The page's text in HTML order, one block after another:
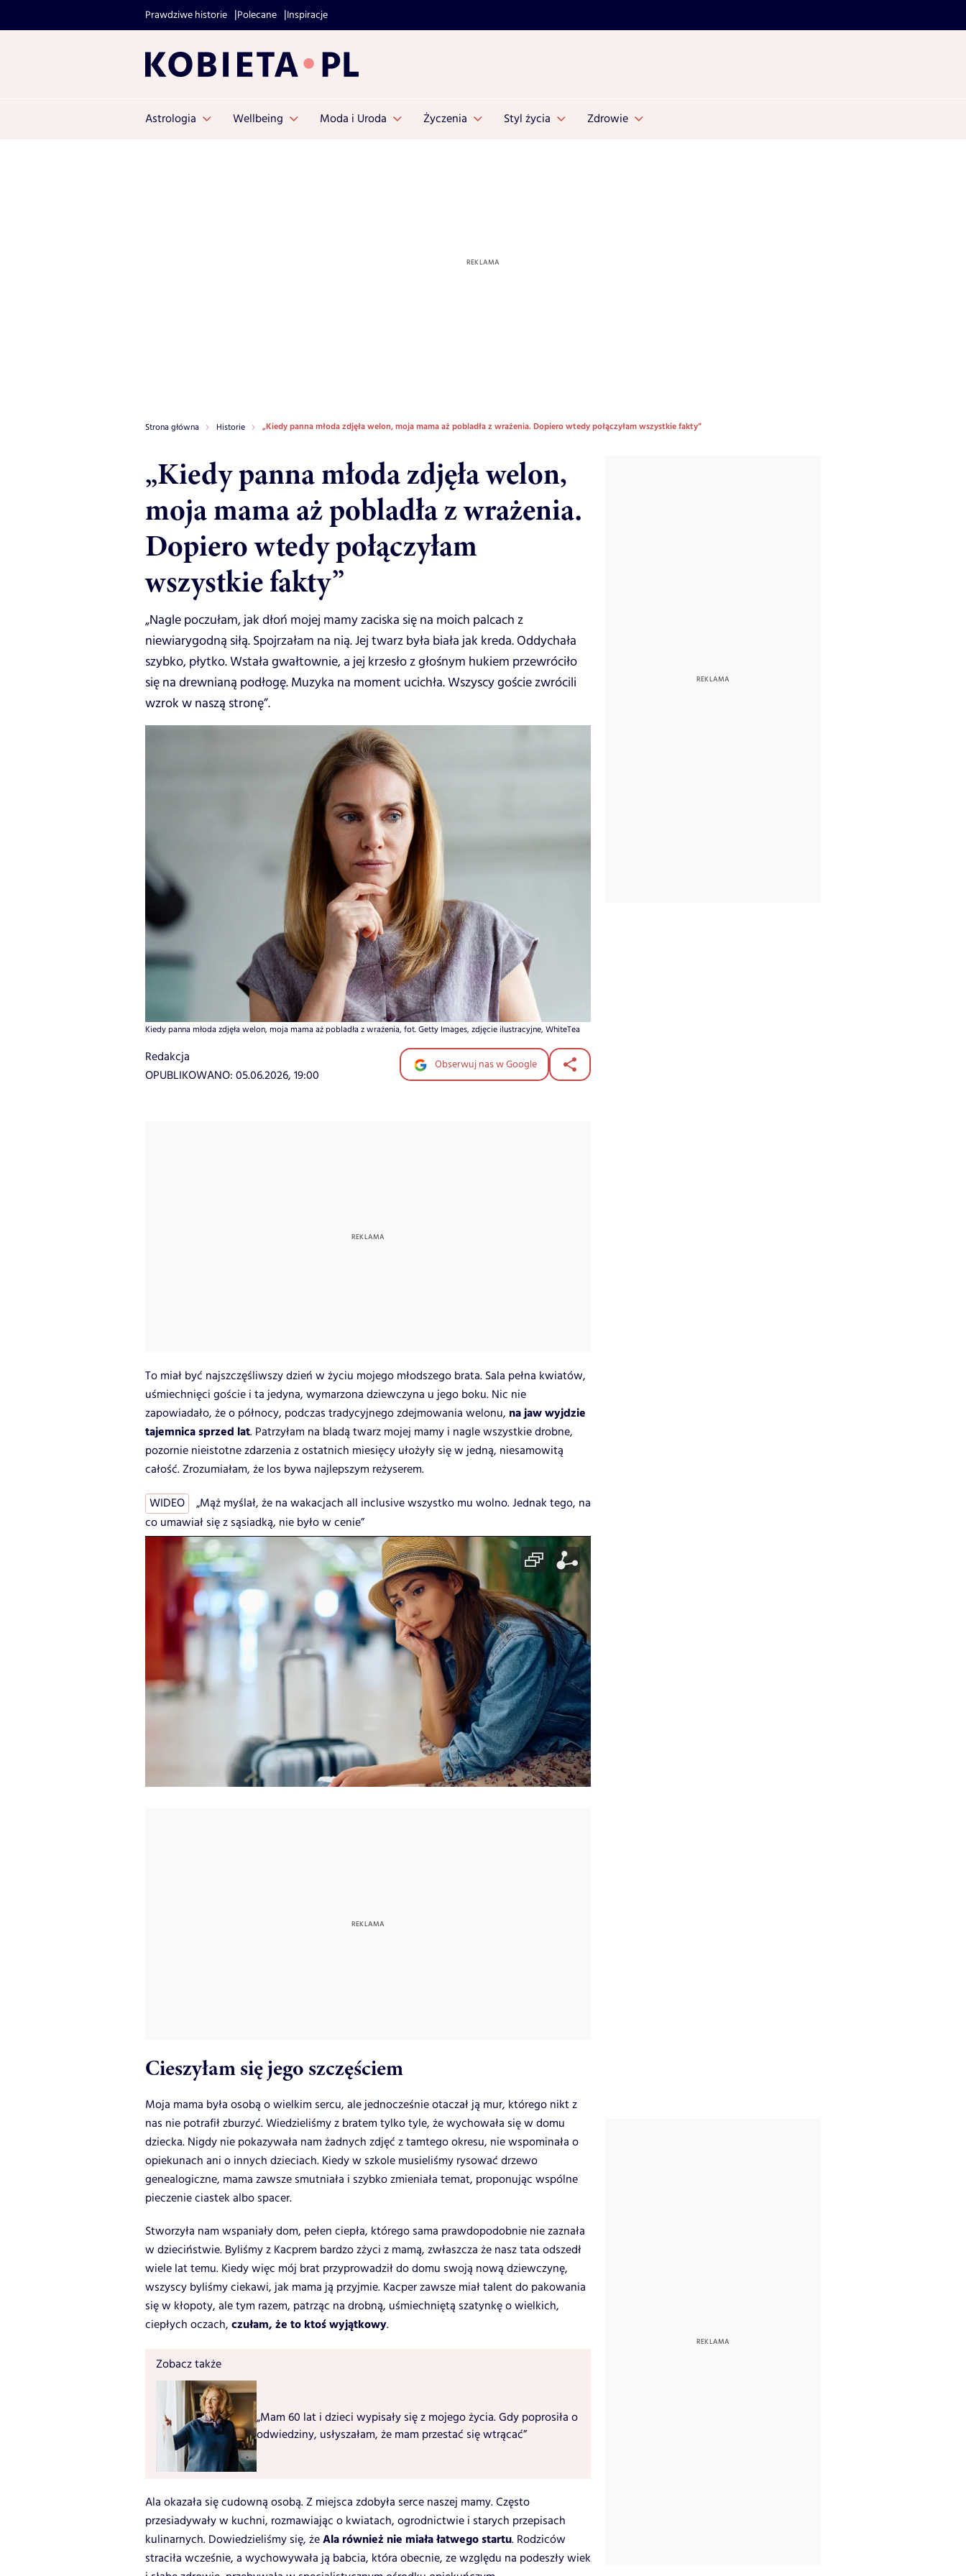
Prawdziwe historie Polecane Inspiracje
Astrologia Wellbeing Moda i Uroda Życzenia Styl życia Zdrowie
Strona główna Historie „Kiedy panna młoda zdjęła welon, moja mama aż pobladła z wrażenia. Dopiero wtedy połączyłam wszystkie fakty”
„Kiedy panna młoda zdjęła welon,
moja mama aż pobladła z wrażenia.
Dopiero wtedy połączyłam
wszystkie fakty”
„Nagle poczułam, jak dłoń mojej mamy zaciska się na moich palcach z
niewiarygodną siłą. Spojrzałam na nią. Jej twarz była biała jak kreda. Oddychała
szybko, płytko. Wstała gwałtownie, a jej krzesło z głośnym hukiem przewróciło
się na drewnianą podłogę. Muzyka na moment ucichła. Wszyscy goście zwrócili
wzrok w naszą stronę”.
Kiedy panna młoda zdjęła welon, moja mama aż pobladła z wrażenia, fot. Getty Images, zdjęcie ilustracyjne, WhiteTea
Redakcja
OPUBLIKOWANO: 05.06.2026, 19:00
Obserwuj nas w Google
To miał być najszczęśliwszy dzień w życiu mojego młodszego brata. Sala pełna kwiatów,
uśmiechnięci goście i ta jedyna, wymarzona dziewczyna u jego boku. Nic nie
zapowiadało, że o północy, podczas tradycyjnego zdejmowania welonu, na jaw wyjdzie
tajemnica sprzed lat. Patrzyłam na bladą twarz mojej mamy i nagle wszystkie drobne,
pozornie nieistotne zdarzenia z ostatnich miesięcy ułożyły się w jedną, niesamowitą
całość. Zrozumiałam, że los bywa najlepszym reżyserem.
WIDEO
„Mąż myślał, że na wakacjach all inclusive wszystko mu wolno. Jednak tego, na
co umawiał się z sąsiadką, nie było w cenie”
Cieszyłam się jego szczęściem
Moja mama była osobą o wielkim sercu, ale jednocześnie otaczał ją mur, którego nikt z
nas nie potrafił zburzyć. Wiedzieliśmy z bratem tylko tyle, że wychowała się w domu
dziecka. Nigdy nie pokazywała nam żadnych zdjęć z tamtego okresu, nie wspominała o
opiekunach ani o innych dzieciach. Kiedy w szkole musieliśmy rysować drzewo
genealogiczne, mama zawsze smutniała i szybko zmieniała temat, proponując wspólne
pieczenie ciastek albo spacer.
Stworzyła nam wspaniały dom, pełen ciepła, którego sama prawdopodobnie nie zaznała
w dzieciństwie. Byliśmy z Kacprem bardzo zżyci z mamą, zwłaszcza że nasz tata odszedł
wiele lat temu. Kiedy więc mój brat przyprowadził do domu swoją nową dziewczynę,
wszyscy byliśmy ciekawi, jak mama ją przyjmie. Kacper zawsze miał talent do pakowania
się w kłopoty, ale tym razem, patrząc na drobną, uśmiechniętą szatynkę o wielkich,
ciepłych oczach, czułam, że to ktoś wyjątkowy.
Zobacz także
„Mam 60 lat i dzieci wypisały się z mojego życia. Gdy poprosiła o
odwiedziny, usłyszałam, że mam przestać się wtrącać”
Ala okazała się cudowną osobą. Z miejsca zdobyła serce naszej mamy. Często
przesiadywały w kuchni, rozmawiając o kwiatach, ogrodnictwie i starych przepisach
kulinarnych. Dowiedzieliśmy się, żeAla również nie miała łatwego startu. Rodziców
straciła wcześnie, a wychowywała ją babcia, która obecnie, ze względu na podeszły wiek